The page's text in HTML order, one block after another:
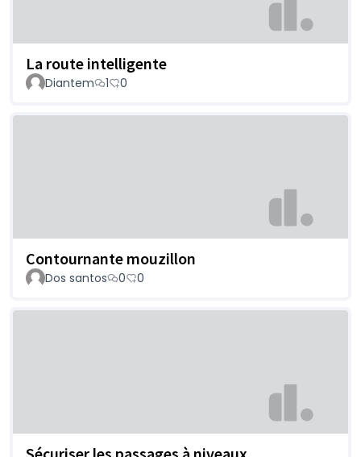
La route intelligente
Diantem 1 0
Contournante mouzillon
Dos santos 0 0